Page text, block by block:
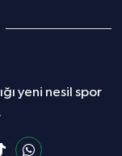
yeni nesil spor